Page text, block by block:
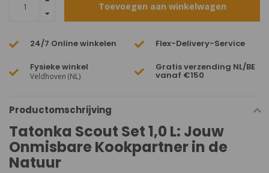
Toevoegen aan winkelwagen
24/7 Online winkelen Flex-Delivery-Service
Fysieke winkel
Veldhoven (NL)
Gratis verzending NL/BE
vanaf €150
Productomschrijving
Tatonka Scout Set 1,0 L: Jouw
Onmisbare Kookpartner in de
Natuur